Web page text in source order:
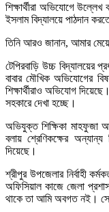
শিক্ষার্থীরা অভিযোগে উল্লেখ
ইসলাম বিদ্যালয়ে পাঠদান
তিনি আরও জানান, আমার
টেপিরবাড়ি উচ্চ বিদ্যালয়ের
বাবার মৌখিক অভিযোগের
শিক্ষার্থীরাও অভিযোগ
সহকারে দেখা হচ্ছে।
অভিযুক্ত শিক্ষিকা মাহফুজা
বলায় শ্রেণিকক্ষের অন্যান্য
দিয়েছে।
শ্রীপুর উপজেলার নির্বাহী
অফিসিয়াল কাজে জেলা
থাকে তা আমি অবগত নই।